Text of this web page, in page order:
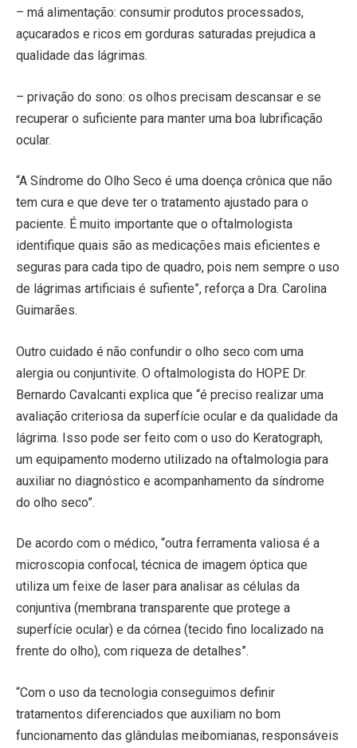
– má alimentação: consumir produtos processados,
açucarados e ricos em gorduras saturadas prejudica a
qualidade das lágrimas.
– privação do sono: os olhos precisam descansar e se
recuperar o suficiente para manter uma boa lubrificação
ocular.
“A Síndrome do Olho Seco é uma doença crônica que não
tem cura e que deve ter o tratamento ajustado para o
paciente. É muito importante que o oftalmologista
identifique quais são as medicações mais eficientes e
seguras para cada tipo de quadro, pois nem sempre o uso
de lágrimas artificiais é sufiente”, reforça a Dra. Carolina
Guimarães.
Outro cuidado é não confundir o olho seco com uma
alergia ou conjuntivite. O oftalmologista do HOPE Dr.
Bernardo Cavalcanti explica que “é preciso realizar uma
avaliação criteriosa da superfície ocular e da qualidade da
lágrima. Isso pode ser feito com o uso do Keratograph,
um equipamento moderno utilizado na oftalmologia para
auxiliar no diagnóstico e acompanhamento da síndrome
do olho seco”.
De acordo com o médico, “outra ferramenta valiosa é a
microscopia confocal, técnica de imagem óptica que
utiliza um feixe de laser para analisar as células da
conjuntiva (membrana transparente que protege a
superfície ocular) e da córnea (tecido fino localizado na
frente do olho), com riqueza de detalhes”.
“Com o uso da tecnologia conseguimos definir
tratamentos diferenciados que auxiliam no bom
funcionamento das glândulas meibomianas, responsáveis